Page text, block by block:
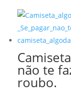
não te
roubo.